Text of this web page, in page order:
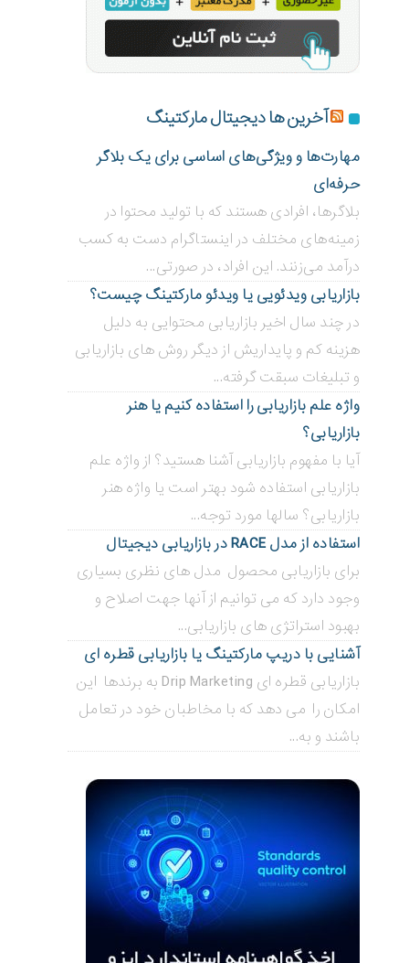
آخرین ها دیجیتال مارکتینگ
مهارت‌ها و ویژگی‌های اساسی برای یک بلاگر
حرفه‌ای
بلاگر‌ها، افرادی هستند که با تولید محتوا در
زمینه‌های مختلف در اینستاگرام دست به کسب
درآمد می‌زنند. این افراد، در صورتی...
بازاریابی ویدئویی ‌یا ویدئو مارکتینگ چیست؟
در چند سال اخیر بازاریابی محتوایی به دلیل
هزینه کم و پایداریش از دیگر روش های بازاریابی
و تبلیغات سبقت گرفته...
واژه علم بازاریابی را استفاده کنیم یا هنر
بازاریابی؟
آیا با مفهوم بازاریابی آشنا هستید؟ از واژه علم
بازاریابی استفاده شود بهتر است یا واژه هنر
بازاریابی؟ سالها مورد توجه...
استفاده از مدل RACE در بازاریابی دیجیتال
برای بازاریابی محصول مدل های نظری بسیاری
وجود دارد که می توانیم از آنها جهت اصلاح و
بهبود استراتژی های بازاریابی...
آشنایی با دریپ مارکتینگ یا بازاریابی قطره ای
بازاریابی قطره ای Drip Marketing به برندها این
امکان را می دهد که با مخاطبان خود در تعامل
باشند و به...